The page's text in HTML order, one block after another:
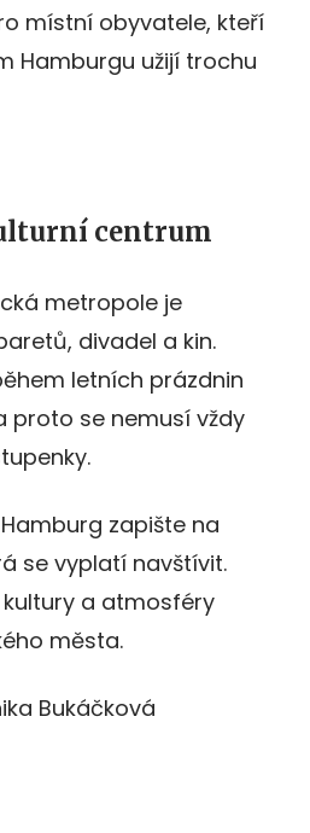
místní obyvatele, kteří
Hamburgu užijí trochu
centrum
metropole je
divadel a kin.
letních prázdnin
proto se nemusí vždy
zapište na
se vyplatí navštívit.
a atmosféry
města.
Bukáčková